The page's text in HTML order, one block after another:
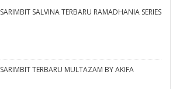
SARIMBIT SALVINA TERBARU RAMADHANIA SERIES
SARIMBIT TERBARU MULTAZAM BY AKIFA